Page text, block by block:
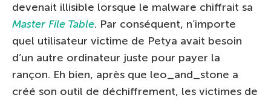
devenait illisible lorsque le malware chiffrait sa
Master File Table. Par conséquent, n’importe
quel utilisateur victime de Petya avait besoin
d’un autre ordinateur juste pour payer la
rançon. Eh bien, après que leo_and_stone a
créé son outil de déchiffrement, les victimes de